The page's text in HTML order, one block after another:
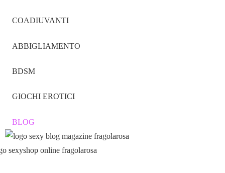
COADIUVANTI
ABBIGLIAMENTO
BDSM
GIOCHI EROTICI
BLOG